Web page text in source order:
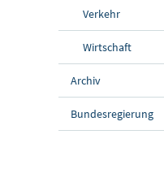
Verkehr
Wirtschaft
Archiv
Bundesregierung